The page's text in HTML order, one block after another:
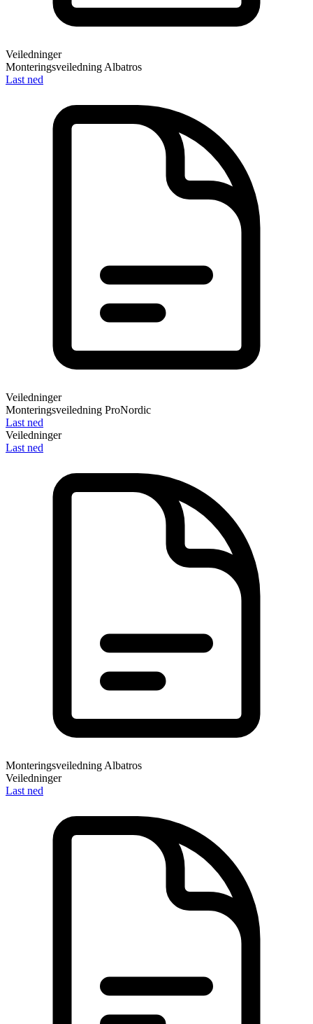
Veiledninger
Monteringsveiledning Albatros
Last ned
Veiledninger
Monteringsveiledning ProNordic
Last ned
Veiledninger
Last ned
Monteringsveiledning Albatros
Veiledninger
Last ned